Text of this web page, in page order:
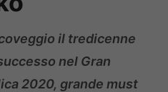
il tredicenne
nel Gran
2020, grande must